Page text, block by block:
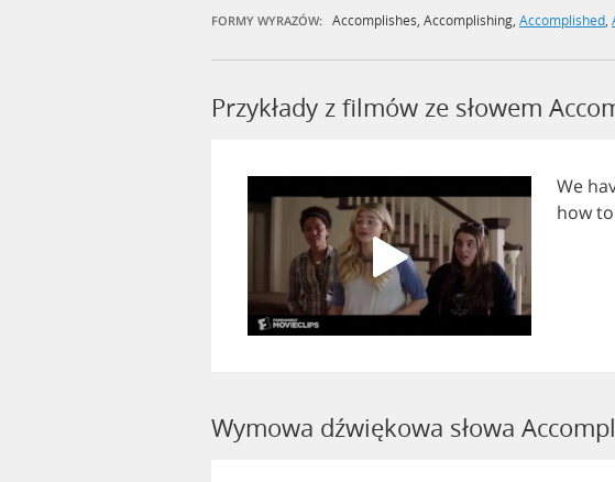
FORMY WYRAZÓW: Accomplishes Accomplishing Accomplished
Przykłady z filmów ze słowem
We
howto
Wymowa dźwiękowa słowa